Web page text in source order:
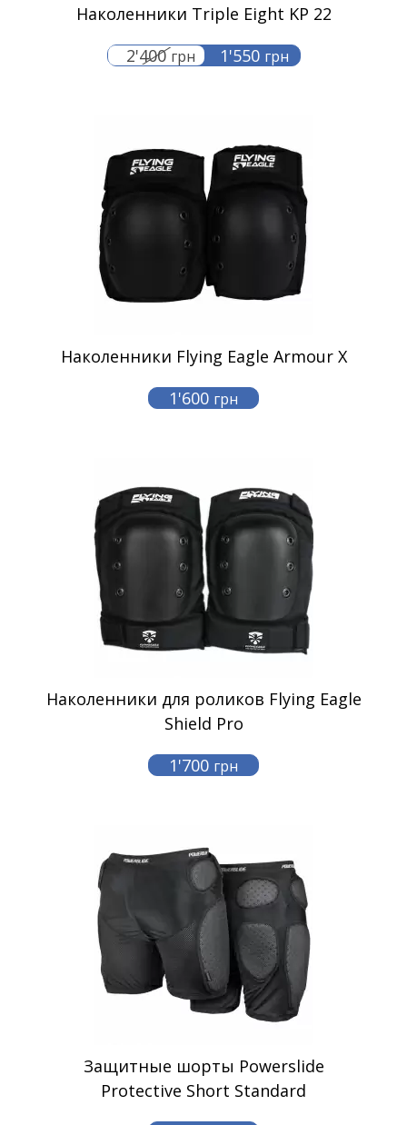
Наколенники Triple Eight KP 22
2'400грн 1'550 грн
Наколенники Flying Eagle Armour X
1'600 грн
Наколенники для роликов Flying Eagle
Shield Pro
1'700 грн
Защитные шорты Powerslide
Protective Short Standard